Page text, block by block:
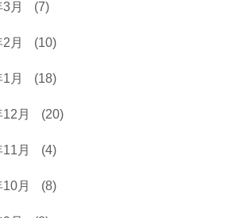
月 (7)
月 (10)
月 (18)
月 (20)
月 (4)
月 (8)